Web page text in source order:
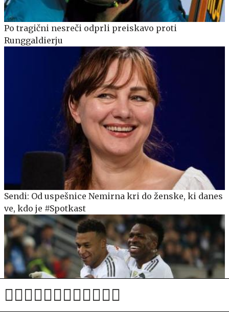
Po tragični nesreči odprli preiskavo proti
Runggaldierju
Sendi: Od uspešnice Nemirna kri do ženske, ki danes
ve, kdo je #Spotkast